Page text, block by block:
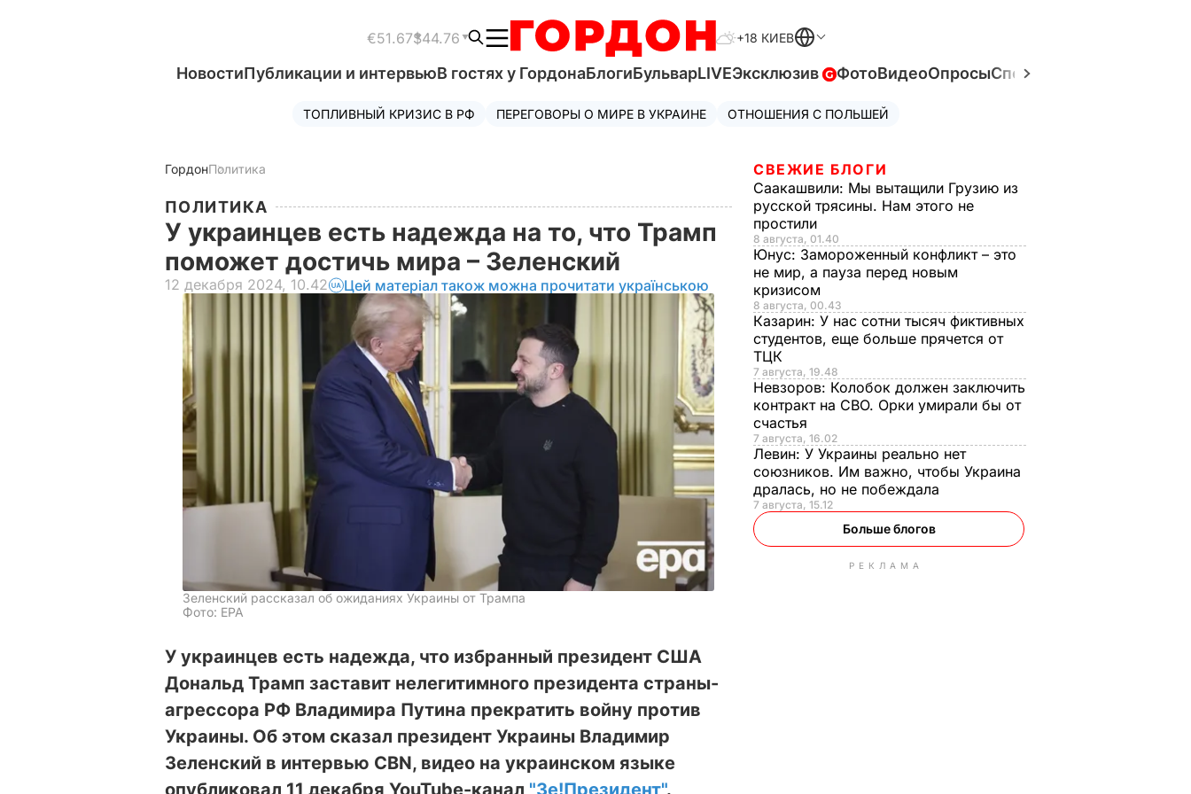
€51.67$44.76 +18 КИЕВ
НовостиПубликации и интервьюВ гостях у ГордонаБлогиБульварLIVEЭксклюзив ФотоВидеоОпросыСпецпроекты
ТОПЛИВНЫЙ КРИЗИС В РФ ПЕРЕГОВОРЫ О МИРЕ В УКРАИНЕ ОТНОШЕНИЯ С ПОЛЬШЕЙ
ГордонПолитика
ПОЛИТИКА
У украинцев есть надежда на то, что Трамп
поможет достичь мира – Зеленский
12 декабря 2024, 10.42 Цей матеріал також можна прочитати українською
Зеленский рассказал об ожиданиях Украины от Трампа
Фото: EPA
У украинцев есть надежда, что избранный президент США
Дональд Трамп заставит нелегитимного президента страны-
агрессора РФ Владимира Путина прекратить войну против
Украины. Об этом сказал президент Украины Владимир
Зеленский в интервью СBN, видео на украинском языке
опубликовал 11 декабря YouTube-канал "Зе!Президент".
СВЕЖИЕ БЛОГИ
Саакашвили: Мы вытащили Грузию из
русской трясины. Нам этого не
простили
8 августа, 01.40
Юнус: Замороженный конфликт – это
не мир, а пауза перед новым
кризисом
8 августа, 00.43
Казарин: У нас сотни тысяч фиктивных
студентов, еще больше прячется от
ТЦК
7 августа, 19.48
Невзоров: Колобок должен заключить
контракт на СВО. Орки умирали бы от
счастья
7 августа, 16.02
Левин: У Украины реально нет
союзников. Им важно, чтобы Украина
дралась, но не побеждала
7 августа, 15.12
Больше блогов
РЕКЛАМА